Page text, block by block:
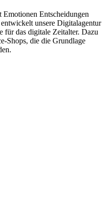
Emotionen Entscheidungen
unsere Digitalagentur
für das digitale Zeitalter. Dazu
Shops, die die Grundlage